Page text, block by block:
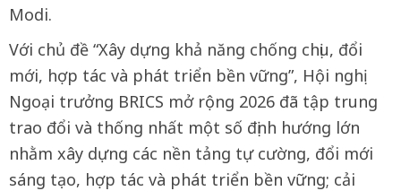
Modi.
Với chủ đề “Xây dựng khả năng chống chịu, đổi
mới, hợp tác và phát triển bền vững”, Hội nghị
Ngoại trưởng BRICS mở rộng 2026 đã tập trung
trao đổi và thống nhất một số định hướng lớn
nhằm xây dựng các nền tảng tự cường, đổi mới
sáng tạo, hợp tác và phát triển bền vững; cải